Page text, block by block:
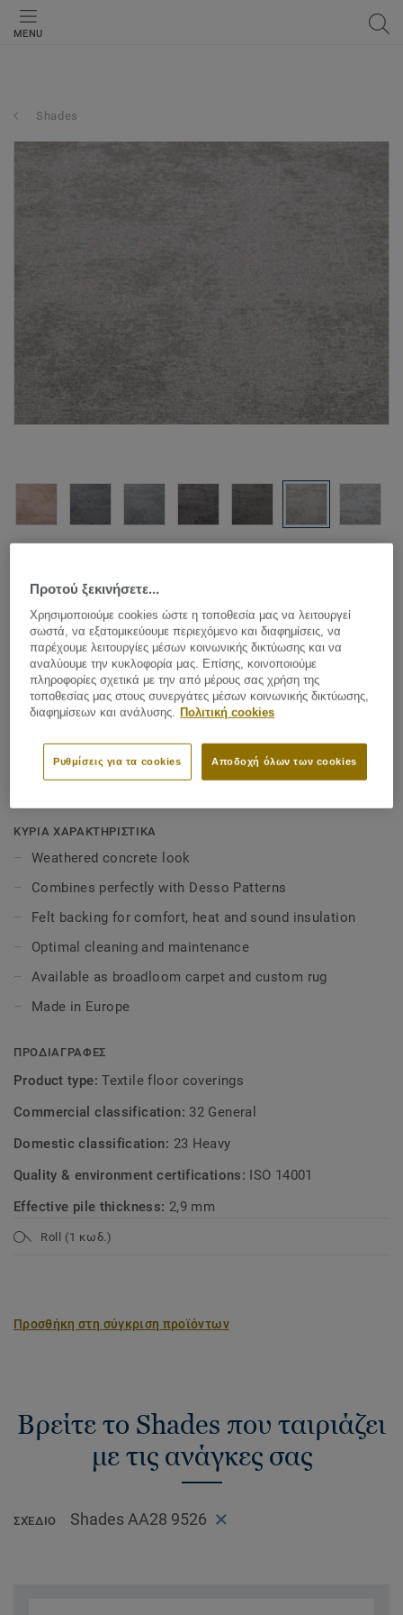
MENU
Shades
Shades - Shades AA28 9526
Colours and designs play a major role in the latest home
industrial elements, an eclectic atmosphere is created.
Desso’s Shades pattern, which is reminiscent of weathered
Patterns collection. This will create a subtle mix of past
and present in your room, resulting in a modern interior
with either a nostalgic and classic base, or a rugged and
rug.
Δείτε περισσότερα
ΚΥΡΙΑ ΧΑΡΑΚΤΗΡΙΣΤΙΚΑ
Weathered concrete look
Combines perfectly with Desso Patterns
Felt backing for comfort, heat and sound insulation
Optimal cleaning and maintenance
Available as broadloom carpet and custom rug
Made in Europe
ΠΡΟΔΙΑΓΡΑΦΕΣ
Product type:Textile floor coverings
Commercial classification: 32 General
Domestic classification: 23 Heavy
Quality & environment certifications: ISO 14001
Effective pile thickness: 2,9 mm
Roll (1 κωδ.)
Προσθήκη στη σύγκριση προϊόντων
Βρείτε το Shades που ταιριάζει
με τις ανάγκες σας
ΣΧΈΔΙΟ Shades AA28 9526
Προτού ξεκινήσετε...
Χρησιμοποιούμε cookies ώστε η τοποθεσία μας να λειτουργεί
σωστά, να εξατομικεύουμε περιεχόμενο και διαφημίσεις, να
παρέχουμε λειτουργίες μέσων κοινωνικής δικτύωσης και να
αναλύουμε την κυκλοφορία μας. Επίσης, κοινοποιούμε
πληροφορίες σχετικά με την από μέρους σας χρήση της
τοποθεσίας μας στους συνεργάτες μέσων κοινωνικής δικτύωσης,
διαφημίσεων και ανάλυσης. Πολιτική cookies
Αποδοχή όλων των cookies
Ρυθμίσεις για τα cookies